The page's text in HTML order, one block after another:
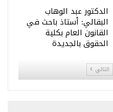
الدكتور عبد الوهاب
البقالي: أستاذ باحث في
القانون العام بكلية
الحقوق بالجديدة
التالي